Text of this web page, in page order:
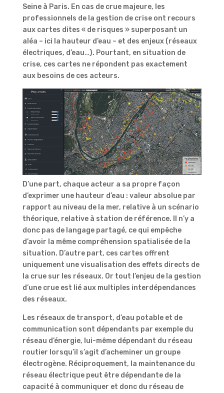
Seine à Paris. En cas de crue majeure, les
professionnels de la gestion de crise ont recours
aux cartes dites « de risques » superposant un
aléa – ici la hauteur d’eau – et des enjeux (réseaux
électriques, d’eau…). Pourtant, en situation de
crise, ces cartes ne répondent pas exactement
aux besoins de ces acteurs.
D’une part, chaque acteur a sa propre façon
d’exprimer une hauteur d’eau : valeur absolue par
rapport au niveau de la mer, relative à un scénario
théorique, relative à station de référence. Il n’y a
donc pas de langage partagé, ce qui empêche
d’avoir la même compréhension spatialisée de la
situation. D’autre part, ces cartes offrent
uniquement une visualisation des effets directs de
la crue sur les réseaux. Or tout l’enjeu de la gestion
d’une crue est lié aux multiples interdépendances
des réseaux.
Les réseaux de transport, d’eau potable et de
communication sont dépendants par exemple du
réseau d’énergie, lui-même dépendant du réseau
routier lorsqu’il s’agit d’acheminer un groupe
électrogène. Réciproquement, la maintenance du
réseau électrique peut être dépendante de la
capacité à communiquer et donc du réseau de